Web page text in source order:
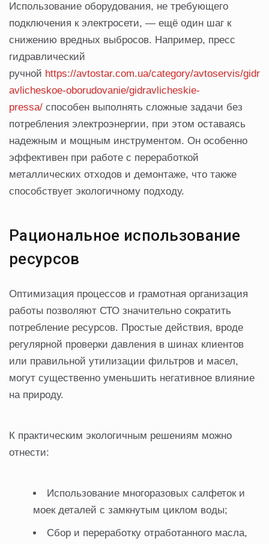
Использование оборудования, не требующего
подключения к электросети, — ещё один шаг к
снижению вредных выбросов. Например, пресс
гидравлический
ручной https://avtostar.com.ua/category/avtoservis/gidr
avlicheskoe-oborudovanie/gidravlicheskie-
pressa/ способен выполнять сложные задачи без
потребления электроэнергии, при этом оставаясь
надежным и мощным инструментом. Он особенно
эффективен при работе с переработкой
металлических отходов и демонтаже, что также
способствует экологичному подходу.
Рациональное использование
ресурсов
Оптимизация процессов и грамотная организация
работы позволяют СТО значительно сократить
потребление ресурсов. Простые действия, вроде
регулярной проверки давления в шинах клиентов
или правильной утилизации фильтров и масел,
могут существенно уменьшить негативное влияние
на природу.
К практическим экологичным решениям можно
отнести:
Использование многоразовых салфеток и
моек деталей с замкнутым циклом воды;
Сбор и переработку отработанного масла,